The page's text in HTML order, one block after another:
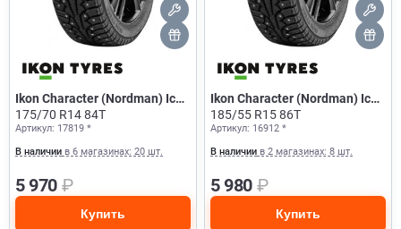
Ikon Character (Nordman) Ice
5175/70 R14 84T
Артикул: 17819 *
В наличии в 6 магазинах: 20 шт.
5 970 ₽
Купить
Ikon Character (Nordman) Ice
5185/55 R15 86T
Артикул: 16912 *
В наличии в 2 магазинах: 8 шт.
5 980 ₽
Купить